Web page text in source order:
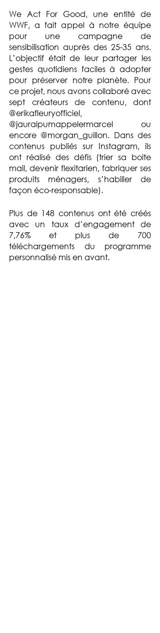
We Act For Good, une entité de
WWF, a fait appel à notre équipe
pour une campagne de
sensibilisation auprès des 25-35 ans.
L’objectif était de leur partager les
gestes quotidiens faciles à adopter
pour préserver notre planète. Pour
ce projet, nous avons collaboré avec
sept créateurs de contenu, dont
@erikafleuryofficiel,
@jauraipumappelermarcel ou
encore @morgan_guillon. Dans des
contenus publiés sur Instagram, ils
ont réalisé des défis (trier sa boite
mail, devenir flexitarien, fabriquer ses
produits ménagers, s’habiller de
façon éco-responsable).
Plus de 148 contenus ont été créés
avec un taux d’engagement de
7,76% et plus de 700
téléchargements du programme
personnalisé mis en avant.